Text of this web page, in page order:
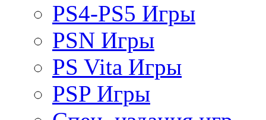
PS4-PS5 Игры
PSN Игры
PS Vita Игры
PSP Игры